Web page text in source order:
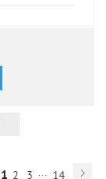
1 2 3 ... 14